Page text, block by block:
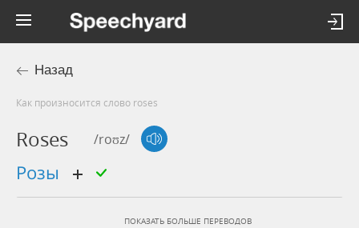
Назад
Как произносится слово roses
Roses /roʊz/
розы
ПОКАЗАТЬ БОЛЬШЕ ПЕРЕВОДОВ